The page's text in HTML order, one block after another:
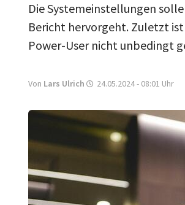
Die Systemeinstellungen
Bericht hervorgeht. Zuletzt ist
Power-User nicht unbedingt
Von Lars Ulrich 24.05.2024 - 08:01 Uhr